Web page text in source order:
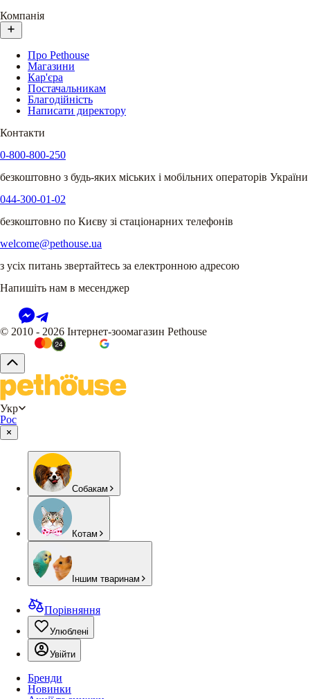
Компанія
Про Pethouse
Магазини
Кар'єра
Постачальникам
Благодійність
Написати директору
Контакти
0-800-800-250
безкоштовно з будь-яких міських і мобільних операторів України
044-300-01-02
безкоштовно по Києву зі стаціонарних телефонів
welcome@pethouse.ua
з усіх питань звертайтесь за електронною адресою
Напишіть нам в месенджер
© 2010 - 2026 Інтернет-зоомагазин Pethouse
Укр
Рос
Собакам
Котам
Іншим тваринам
Порівняння
Улюблені
Увійти
Бренди
Новинки